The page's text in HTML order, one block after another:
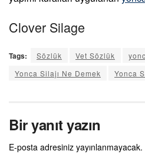
Clover Silage
Tags: Sözlük Vet Sözlük
Yonca Silajı Ne Demek
Yonca
Bir yanıt yazın
E-posta adresiniz yayınlanmayacak.